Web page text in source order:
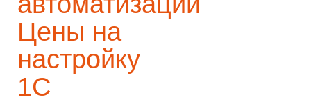
Цены на
настройку
1С